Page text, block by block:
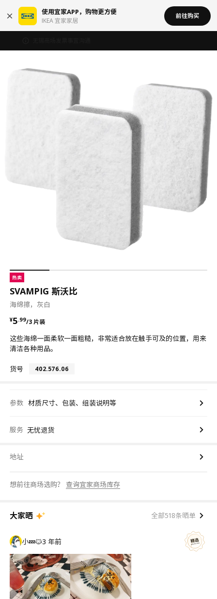
使用宜家APP，购物更方便
IKEA 宜家家居
前往购买
热卖
SVAMPIG 斯沃比
海绵擦，灰白
¥5.99/3 片装
¥ 5.99/3 片装
这些海绵一面柔软一面粗糙，非常适合放在触手可及的位置，用来
清洁各种用品。
货号 402.576.06
参数 材质尺寸、包装、组装说明等
服务 无忧退货
地址
想前往商场选购？ 查询宜家商场库存
大家晒 全部518条晒单
小💤🐱3 年前